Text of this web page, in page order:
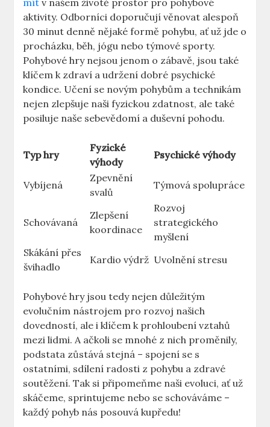
mít v našem životě prostor pro pohybové
aktivity. Odborníci doporučují věnovat alespoň
30 minut denně nějaké formě pohybu, ať už jde o
procházku, běh, jógu nebo týmové sporty.
Pohybové hry nejsou jenom o zábavě, jsou také
klíčem k zdraví a udržení dobré psychické
kondice. Učení se novým pohybům a technikám
nejen zlepšuje naši fyzickou zdatnost, ale také
posiluje naše sebevědomí a duševní pohodu.
Typ hry
Fyzické
výhody
Psychické výhody
Vybíjená
Zpevnění
svalů
Týmová spolupráce
Schovávaná
Zlepšení
koordinace
Rozvoj
strategického
myšlení
Skákání přes
švihadlo
Kardio výdrž Uvolnění stresu
Pohybové hry jsou tedy nejen důležitým
evolučním nástrojem pro rozvoj našich
dovedností, ale i klíčem k prohloubení vztahů
mezi lidmi. A ačkoli se mnohé z nich proměnily,
podstata zůstává stejná – spojení se s
ostatními, sdílení radosti z pohybu a zdravé
soutěžení. Tak si připomeňme naši evoluci, ať už
skáčeme, sprintujeme nebo se schováváme –
každý pohyb nás posouvá kupředu!